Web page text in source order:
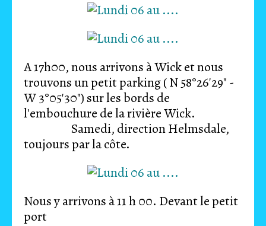
A 17h00, nous arrivons à Wick et nous
trouvons un petit parking ( N 58°26'29" -
W 3°05'30") sur les bords de
l'embouchure de la rivière Wick.
Samedi, direction Helmsdale,
toujours par la côte.
Nous y arrivons à 11 h 00. Devant le petit
port